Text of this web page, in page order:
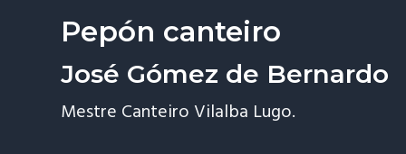
Pepón canteiro
José Gómez de Bernardo
Mestre Canteiro Vilalba Lugo.